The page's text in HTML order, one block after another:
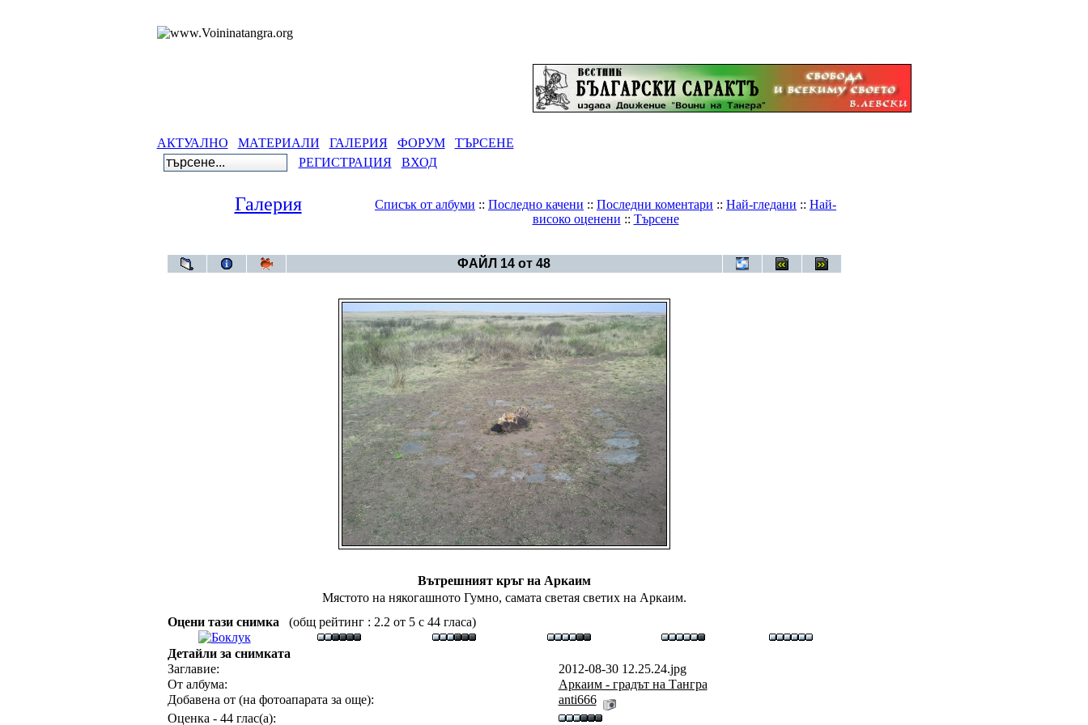
АКТУАЛНО МАТЕРИАЛИ ГАЛЕРИЯ ФОРУМ
ТЪРСЕНЕ
РЕГИСТРАЦИЯ
ВХОД
Галерия Списък от албуми :: Последно качени :: Последни коментари :: Най-гледани :: Най-
високо оценени :: Търсене
ФАЙЛ 14 от 48
Вътрешният кръг на Аркаим
Мястото на някогашното Гумно, самата светая светих на Аркаим.
Оцени тази снимка
(общ рейтинг : 2.2 от 5 с 44 гласа)
Детайли за снимката
Заглавие:
2012-08-30 12.25.24.jpg
От албума:
Аркаим - градът на Тангра
Добавена от (на фотоапарата за още):
anti666
Оценка - 44 глас(а):